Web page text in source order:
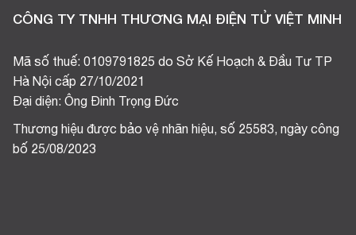
CÔNG TY TNHH THƯƠNG MẠI ĐIỆN TỬ VIỆT MINH
Mã số thuế: 0109791825 do Sở Kế Hoạch & Đầu Tư TP
Hà Nội cấp 27/10/2021
Đại diện: Ông Đinh Trọng Đức
Thương hiệu được bảo vệ nhãn hiệu, số 25583, ngày công
bố 25/08/2023